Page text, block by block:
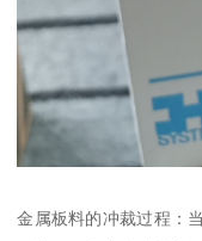
金属板料的冲裁过程：